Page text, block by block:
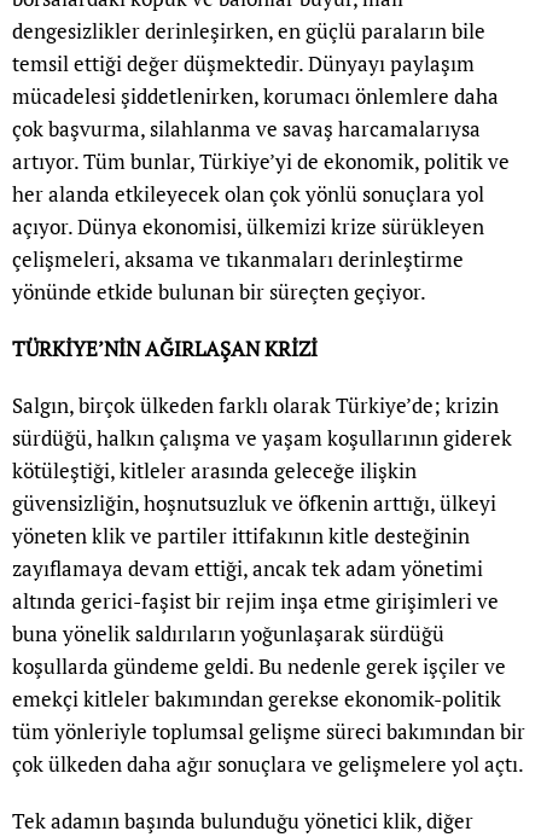
dengesizlikler derinleşirken, en güçlü paraların bile
temsil ettiği değer düşmektedir. Dünyayı paylaşım
mücadelesi şiddetlenirken, korumacı önlemlere daha
çok başvurma, silahlanma ve savaş harcamalarıysa
artıyor. Tüm bunlar, Türkiye’yi de ekonomik, politik ve
her alanda etkileyecek olan çok yönlü sonuçlara yol
açıyor. Dünya ekonomisi, ülkemizi krize sürükleyen
çelişmeleri, aksama ve tıkanmaları derinleştirme
yönünde etkide bulunan bir süreçten geçiyor.
TÜRKİYE’NİN AĞIRLAŞAN KRİZİ
Salgın, birçok ülkeden farklı olarak Türkiye’de; krizin
sürdüğü, halkın çalışma ve yaşam koşullarının giderek
kötüleştiği, kitleler arasında geleceğe ilişkin
güvensizliğin, hoşnutsuzluk ve öfkenin arttığı, ülkeyi
yöneten klik ve partiler ittifakının kitle desteğinin
zayıflamaya devam ettiği, ancak tek adam yönetimi
altında gerici-faşist bir rejim inşa etme girişimleri ve
buna yönelik saldırıların yoğunlaşarak sürdüğü
koşullarda gündeme geldi. Bu nedenle gerek işçiler ve
emekçi kitleler bakımından gerekse ekonomik-politik
tüm yönleriyle toplumsal gelişme süreci bakımından bir
çok ülkeden daha ağır sonuçlara ve gelişmelere yol açtı.
Tek adamın başında bulunduğu yönetici klik, diğer